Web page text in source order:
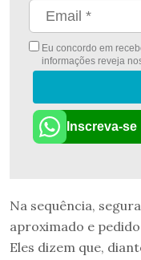
Eu concordo em
informações reveja
Inscreva-se
Na sequência,
aproximado e
Eles dizem que,